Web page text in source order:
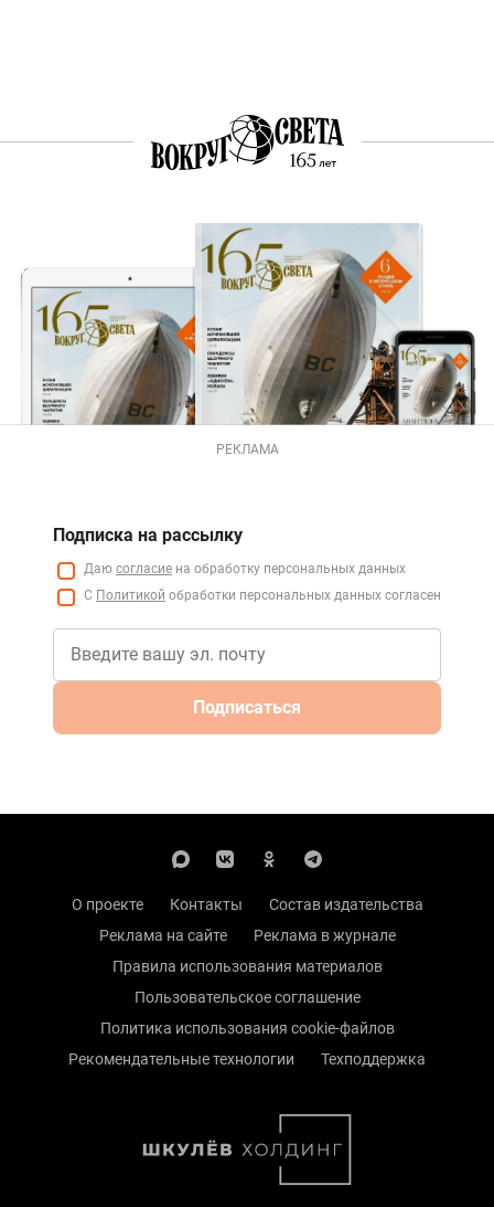
РЕКЛАМА
Подписка на рассылку
Даю согласие на обработку персональных данных
С Политикой обработки персональных данных согласен
Подписаться
О проекте Контакты
Состав издательства
Реклама на сайте
Реклама в журнале
Правила использования материалов
Пользовательское соглашение
Политика использования cookie-файлов
Рекомендательные технологии
Техподдержка